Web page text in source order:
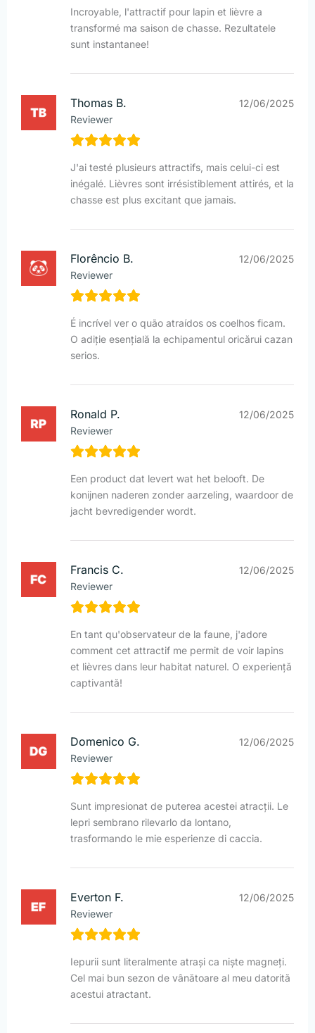
Incroyable, l'attractif pour lapin et lièvre a
transformé ma saison de chasse. Rezultatele
sunt instantanee!
Thomas B.
Reviewer
12/06/2025
J'ai testé plusieurs attractifs, mais celui-ci est
inégalé. Lièvres sont irrésistiblement attirés, et la
chasse est plus excitant que jamais.
Florêncio B.
Reviewer
12/06/2025
É incrível ver o quão atraídos os coelhos ficam.
O adiție esențială la echipamentul oricărui cazan
serios.
Ronald P.
Reviewer
12/06/2025
Een product dat levert wat het belooft. De
konijnen naderen zonder aarzeling, waardoor de
jacht bevredigender wordt.
Francis C.
Reviewer
12/06/2025
En tant qu'observateur de la faune, j'adore
comment cet attractif me permit de voir lapins
et lièvres dans leur habitat naturel. O experiență
captivantă!
Domenico G.
Reviewer
12/06/2025
Sunt impresionat de puterea acestei atracții. Le
lepri sembrano rilevarlo da lontano,
trasformando le mie esperienze di caccia.
Everton F.
Reviewer
12/06/2025
Iepurii sunt literalmente atrași ca niște magneți.
Cel mai bun sezon de vânătoare al meu datorită
acestui atractant.